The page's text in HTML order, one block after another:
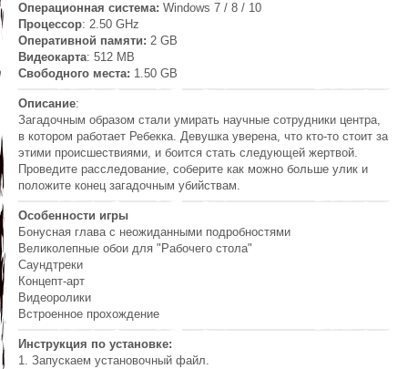
Операционная система: Windows 7 / 8 / 10
Процессор: 2.50 GHz
Оперативной памяти: 2 GB
Видеокарта: 512 MB
Свободного места: 1.50 GB
Описание:
Загадочным образом стали умирать научные сотрудники центра,
в котором работает Ребекка. Девушка уверена, что кто-то стоит за
этими происшествиями, и боится стать следующей жертвой.
Проведите расследование, соберите как можно больше улик и
положите конец загадочным убийствам.
Особенности игры
Бонусная глава с неожиданными подробностями
Великолепные обои для "Рабочего стола"
Саундтреки
Концепт-арт
Видеоролики
Встроенное прохождение
Инструкция по установке:
1. Запускаем установочный файл.